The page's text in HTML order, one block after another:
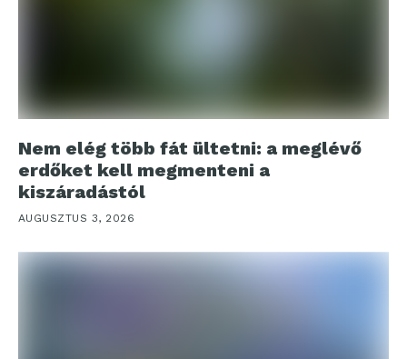
Nem elég több fát ültetni: a meglévő
erdőket kell megmenteni a
kiszáradástól
AUGUSZTUS 3, 2026